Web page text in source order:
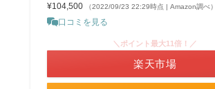
¥104,500
（2022/09/23 22:29時点 | Amazon調べ）
口コミを見る
＼ポイント最大11倍！／
楽天市場